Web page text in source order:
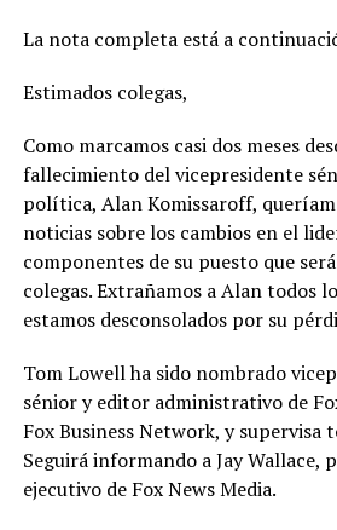
La nota completa está a
Estimados colegas,
Como marcamos casi dos meses
fallecimiento del vicepresidente
política, Alan Komissaroff,
noticias sobre los cambios en el
componentes de su puesto que
colegas. Extrañamos a Alan todos
estamos desconsolados por su
Tom Lowell ha sido nombrado
sénior y editor administrativo de
Fox Business Network, y supervisa
Seguirá informando a Jay Wallace,
ejecutivo de Fox News Media.